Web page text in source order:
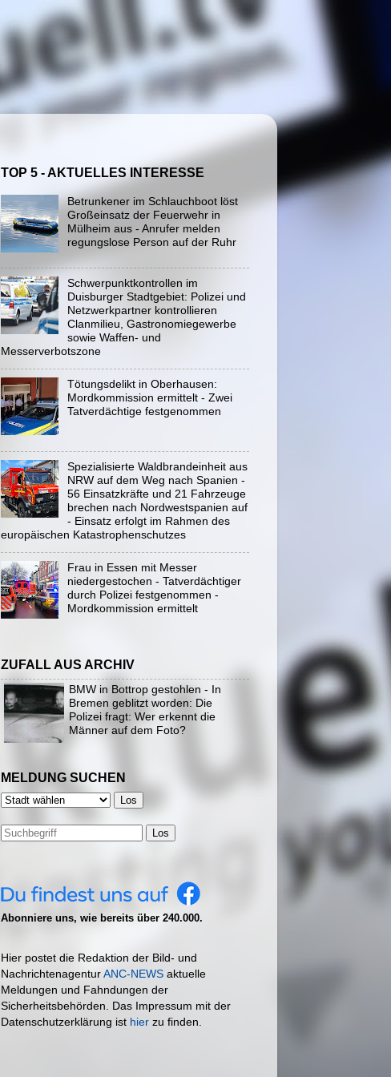
TOP 5 - AKTUELLES INTERESSE
Betrunkener im Schlauchboot löst
Großeinsatz der Feuerwehr in
Mülheim aus - Anrufer melden
regungslose Person auf der Ruhr
Schwerpunktkontrollen im
Duisburger Stadtgebiet: Polizei und
Netzwerkpartner kontrollieren
Clanmilieu, Gastronomiegewerbe
sowie Waffen- und
Messerverbotszone
Tötungsdelikt in Oberhausen:
Mordkommission ermittelt - Zwei
Tatverdächtige festgenommen
Spezialisierte Waldbrandeinheit aus
NRW auf dem Weg nach Spanien -
56 Einsatzkräfte und 21 Fahrzeuge
brechen nach Nordwestspanien auf
- Einsatz erfolgt im Rahmen des
europäischen Katastrophenschutzes
Frau in Essen mit Messer
niedergestochen - Tatverdächtiger
durch Polizei festgenommen -
Mordkommission ermittelt
ZUFALL AUS ARCHIV
BMW in Bottrop gestohlen - In
Bremen geblitzt worden: Die
Polizei fragt: Wer erkennt die
Männer auf dem Foto?
MELDUNG SUCHEN
Los
Abonniere uns, wie bereits über 240.000.
Hier postet die Redaktion der Bild- und
NachrichtenagenturANC-NEWS aktuelle
Meldungen und Fahndungen der
Sicherheitsbehörden. Das Impressum mit der
Datenschutzerklärung ist hier zu finden.